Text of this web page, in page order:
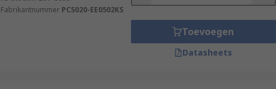
Fabrikantnummer PCS020-EE0502KS
Toevoegen
Datasheets